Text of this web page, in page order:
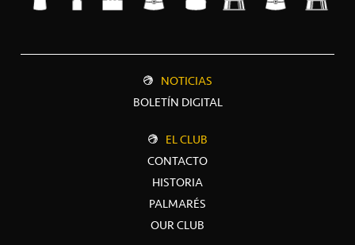
NOTICIAS
BOLETÍN DIGITAL
EL CLUB
CONTACTO
HISTORIA
PALMARÉS
OUR CLUB